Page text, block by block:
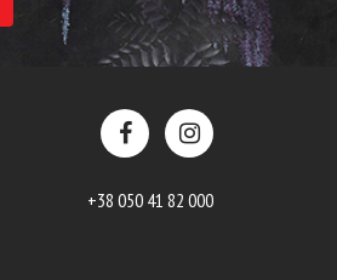
+38 050 41 82 000